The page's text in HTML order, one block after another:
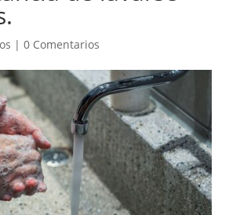
|0 Comentarios